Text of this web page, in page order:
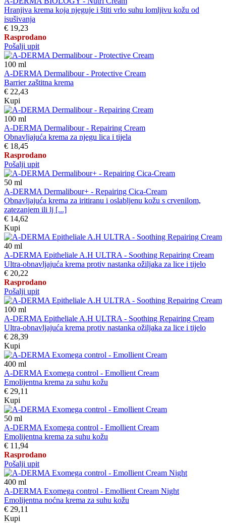
Hranjiva krema koja njeguje i štiti vrlo suhu lomljivu kožu od
isušivanja
€ 19,23
Rasprodano
Pošalji upit
100 ml
A-DERMA Dermalibour - Protective Cream
Barrier zaštitna krema
€ 22,43
Kupi
100 ml
A-DERMA Dermalibour - Repairing Cream
Obnavljajuća krema za njegu lica i tijela
€ 18,45
Rasprodano
Pošalji upit
50 ml
A-DERMA Dermalibour+ - Repairing Cica-Cream
Obnavljajuća krema za iritiranu i oslabljenu kožu s crvenilom,
zatezanjem ili lj [...]
€ 14,62
Kupi
40 ml
A-DERMA Epitheliale A.H ULTRA - Soothing Repairing Cream
Ultra-obnavljajuća krema protiv nastanka ožiljaka za lice i tijelo
€ 20,22
Rasprodano
Pošalji upit
100 ml
A-DERMA Epitheliale A.H ULTRA - Soothing Repairing Cream
Ultra-obnavljajuća krema protiv nastanka ožiljaka za lice i tijelo
€ 28,39
Kupi
400 ml
A-DERMA Exomega control - Emollient Cream
Emolijentna krema za suhu kožu
€ 29,11
Kupi
50 ml
A-DERMA Exomega control - Emollient Cream
Emolijentna krema za suhu kožu
€ 11,94
Rasprodano
Pošalji upit
400 ml
A-DERMA Exomega control - Emollient Cream Night
Emolijentna noćna krema za suhu kožu
€ 29,11
Kupi